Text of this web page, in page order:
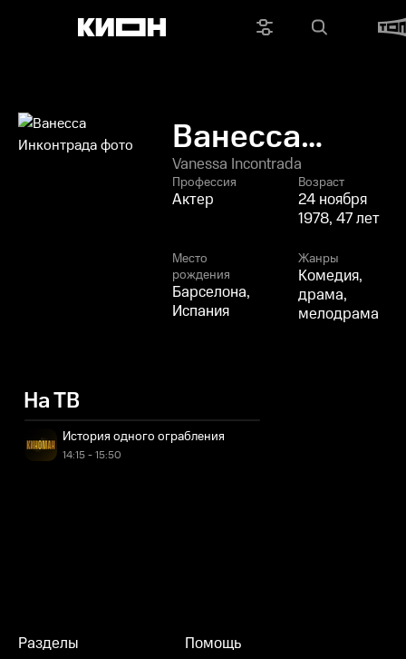
Ванесса
Инконтрада
Vanessa Incontrada
Профессия
Актер
Возраст
24 ноября
1978, 47 лет
Место
рождения
Барселона,
Испания
Жанры
Комедия,
драма,
мелодрама
На ТВ
История одного ограбления
14:15 - 15:50
Разделы Помощь